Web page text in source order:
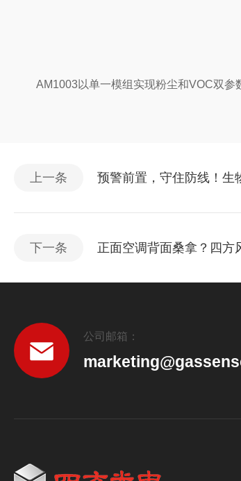
AM1003以单一模组实现粉尘和VOC双参
上一条 预警前置，守住防线！生
下一条 正面空调背面桑拿？四方
公司邮箱：